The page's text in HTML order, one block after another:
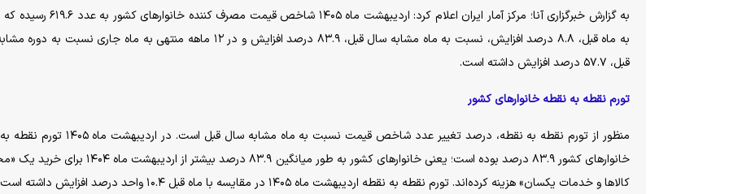
به گزارش خبرگزاری آنا؛ مرکز آمار ایران اعلام کرد: اردیبهشت ماه ۱۴۰۵ شاخص قیمت
به ماه قبل، ۸.۸ درصد افزایش، نسبت به ماه مشابه سال قبل، ۸۳.۹ درصد افزایش و در ۱۲ ماهه منتهی به ماه جاری نسبت
قبل، ۵۷.۷ درصد افزایش داشته است.
تورم نقطه به نقطه خانوار‌های کشور
منظور از تورم نقطه به نقطه، درصد تغییر عدد شاخص قیمت نسبت به ماه مشابه سال قبل
خانوار‌های کشور ۸۳.۹ درصد بوده است؛ یعنی خانوار‌های کشور به طور میانگین ۸۳.۹ درصد بیشتر از
کالا‌ها و خدمات یکسان» هزینه کرده‌اند. تورم نقطه به نقطه اردیبهشت ماه ۱۴۰۵ در مقایسه با ماه قبل ۱۰.۴ واحد درصد افزایش داشته است.